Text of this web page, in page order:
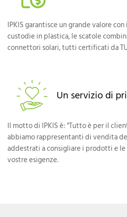
IPKIS garantisce un grande valore
custodie in plastica, le scatole
connettori solari, tutti certificati da
Un servizio di
Il motto di IPKIS è: "Tutto è per il
abbiamo rappresentanti di vendita
addestrati a consigliare i prodotti e
vostre esigenze.